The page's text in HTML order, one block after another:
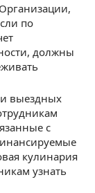
по
должны
выездных
с
кулинария
узнать